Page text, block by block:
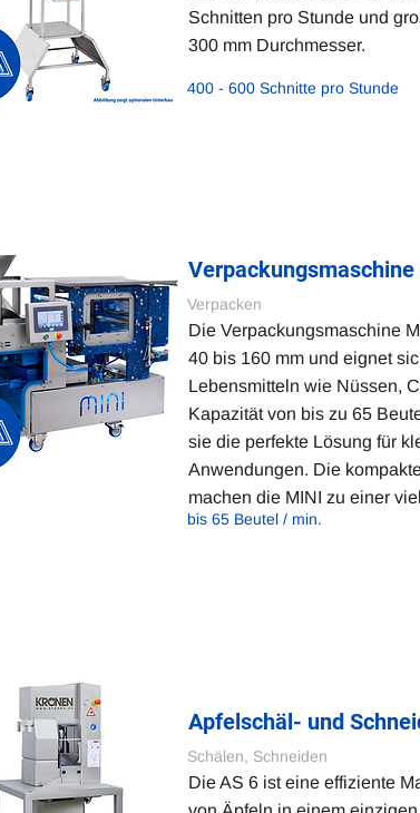
Schnitten pro Stunde und
300 mm Durchmesser.
400 - 600 Schnitte pro Stunde
Verpacken
Die Verpackungsmaschine
40 bis 160 mm und eignet
Lebensmitteln wie Nüssen,
Kapazität von bis zu 65
sie die perfekte Lösung für
Anwendungen. Die
machen die MINI zu einer
bis 65 Beutel / min.
Apfelschäl- und
Schälen, Schneiden
Die AS 6 ist eine effiziente